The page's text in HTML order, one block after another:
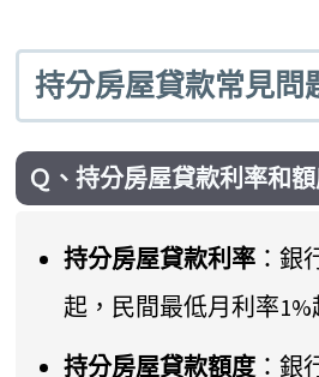
持分房屋貸款常見問
Ｑ、持分房屋貸款利率和
持分房屋貸款利率 ：銀
起，民間最低月利率1%
持分房屋貸款額度：銀